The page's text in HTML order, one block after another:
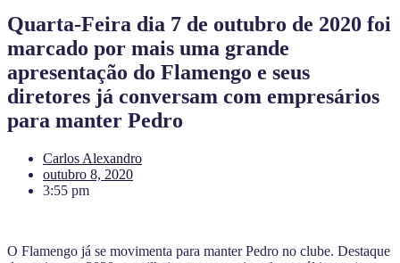
Quarta-Feira dia 7 de outubro de 2020 foi
marcado por mais uma grande
apresentação do Flamengo e seus
diretores já conversam com empresários
para manter Pedro
Carlos Alexandro
outubro 8, 2020
3:55 pm
O Flamengo já se movimenta para manter Pedro no clube. Destaque